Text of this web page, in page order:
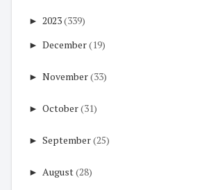
► 2023(339)
► December(19)
► November(33)
► October(31)
► September(25)
► August(28)